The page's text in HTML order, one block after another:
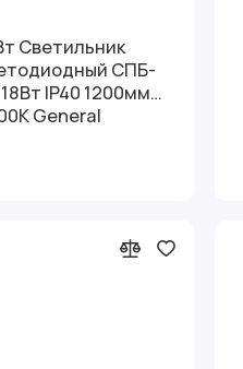
Светильник
СПБ-
IP40 1200мм
General